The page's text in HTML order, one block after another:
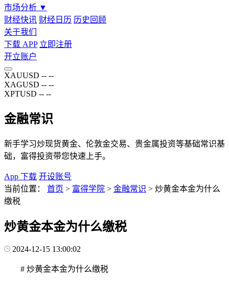
市场分析 ▼
财经快讯 财经日历 历史回顾
关于我们
下载 APP 立即注册
开立账户
XAUUSD -- --
XAGUSD -- --
XPTUSD -- --
金融常识
新手学习炒现货黄金、伦敦金交易、贵金属投资等基础常识基
础，富得投资带您快速上手。
App 下载 开设账号
当前位置：
首页 > 富得学院 > 金融常识 > 炒黄金本金为什么
缴税
炒黄金本金为什么缴税
2024-12-15 13:00:02
# 炒黄金本金为什么缴税